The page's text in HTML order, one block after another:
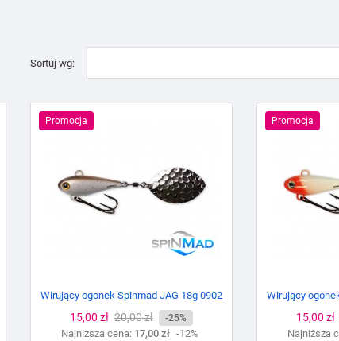
Sortuj wg:
Promocja
Wirujący ogonek Spinmad JAG 18g 0902
Cena
15,00 zł Cena
podstawowa
20,00 zł -25%
Najniższa cena: 17,00 zł -12%
Promocja
Wirujący
Cena
15,00 zł
Najniższa